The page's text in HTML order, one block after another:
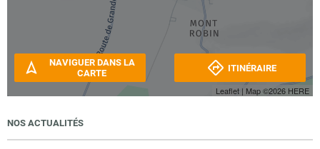
Leaflet | Map ©2026 HERE
NAVIGUER DANS LA
CARTE
ITINÉRAIRE
NOS ACTUALITÉS